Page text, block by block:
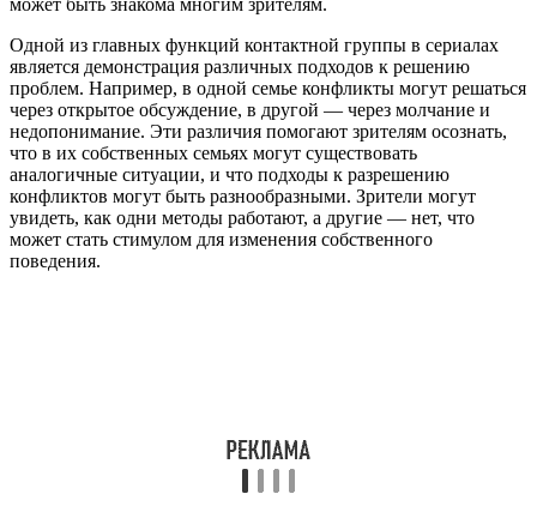
Одной из главных функций контактной группы в сериалах
является демонстрация различных подходов к решению
проблем. Например, в одной семье конфликты могут решаться
через открытое обсуждение, в другой — через молчание и
недопонимание. Эти различия помогают зрителям осознать,
что в их собственных семьях могут существовать
аналогичные ситуации, и что подходы к разрешению
конфликтов могут быть разнообразными. Зрители могут
увидеть, как одни методы работают, а другие — нет, что
может стать стимулом для изменения собственного
поведения.